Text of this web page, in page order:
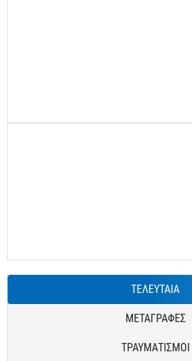
ΤΕΛΕΥΤΑΙΑ
ΜΕΤΑΓΡΑΦΕΣ
ΤΡΑΥΜΑΤΙΣΜΟΙ